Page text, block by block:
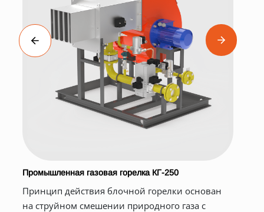
Промышленная газовая горелка КГ-250
Принцип действия блочной горелки основан
на струйном смешении природного газа с